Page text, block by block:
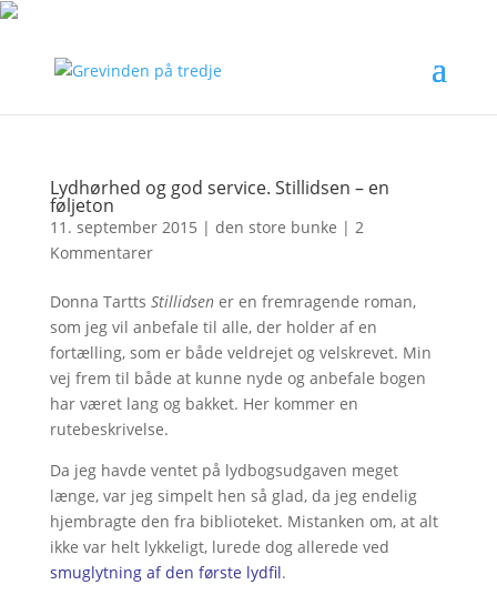
Lydhørhed og god service. Stillidsen – en
føljeton
11. september 2015 | den store bunke | 2
Kommentarer
Donna Tartts Stillidsener en fremragende roman,
som jeg vil anbefale til alle, der holder af en
fortælling, som er både veldrejet og velskrevet. Min
vej frem til både at kunne nyde og anbefale bogen
har været lang og bakket. Her kommer en
rutebeskrivelse.
Da jeg havde ventet på lydbogsudgaven meget
længe, var jeg simpelt hen så glad, da jeg endelig
hjembragte den fra biblioteket. Mistanken om, at alt
ikke var helt lykkeligt, lurede dog allerede ved
smuglytning af den første lydfil.